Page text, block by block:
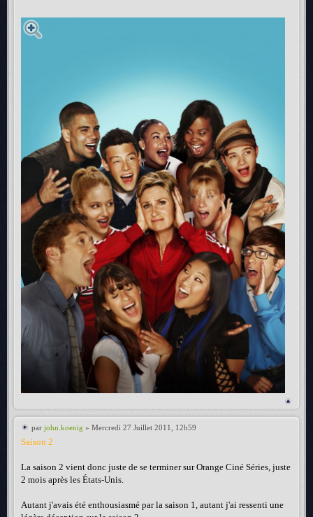
par john.koenig » Mercredi 27 Juillet 2011, 12h59
Saison 2
La saison 2 vient donc juste de se terminer sur Orange Ciné Séries, juste
2 mois après les États-Unis.
Autant j'avais été enthousiasmé par la saison 1, autant j'ai ressenti une